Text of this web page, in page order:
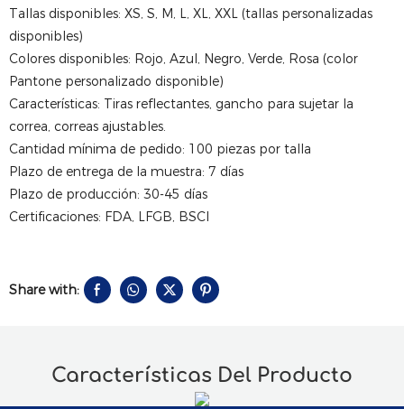
Tallas disponibles: XS, S, M, L, XL, XXL (tallas personalizadas
disponibles)
Colores disponibles: Rojo, Azul, Negro, Verde, Rosa (color
Pantone personalizado disponible)
Características: Tiras reflectantes, gancho para sujetar la
correa, correas ajustables.
Cantidad mínima de pedido: 100 piezas por talla
Plazo de entrega de la muestra: 7 días
Plazo de producción: 30-45 días
Certificaciones: FDA, LFGB, BSCI
Share with:
Características Del Producto